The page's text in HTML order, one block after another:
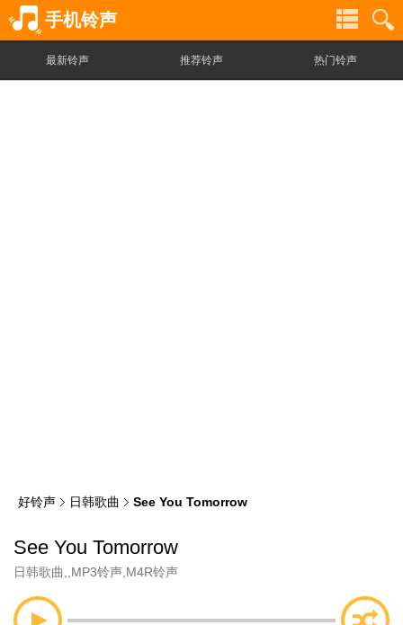
手机铃声
最新铃声 推荐铃声 热门铃声
好铃声 日韩歌曲 See You Tomorrow
See You Tomorrow
日韩歌曲 MP3铃声 M4R铃声